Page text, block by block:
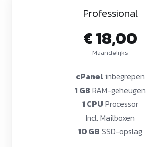
Professional
€ 18,00
Maandelijks
cPanelinbegrepen
1 GB RAM-geheugen
1 CPU Processor
Incl. Mailboxen
10 GB SSD-opslag